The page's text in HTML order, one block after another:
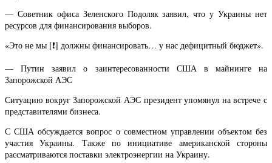
— Советник офиса Зеленского Подоляк заявил, что у Украины нет
ресурсов для финансирования выборов.
«Это не мы [❗️] должны финансировать… у нас дефицитный бюджет».
— Путин заявил о заинтересованности США в майнинге на
Запорожской АЭС
Ситуацию вокруг Запорожской АЭС президент упомянул на встрече с
представителями бизнеса.
С США обсуждается вопрос о совместном управлении объектом без
участия Украины. Также по инициативе американской стороны
рассматриваются поставки электроэнергии на Украину.